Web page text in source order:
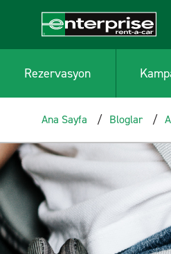
Rezervasyon
Ana Sayfa Bloglar